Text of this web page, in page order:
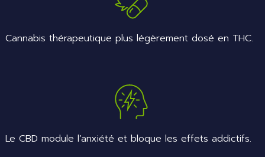
Cannabis thérapeutique plus légèrement dosé en THC.
Le CBD module l’anxiété et bloque les effets addictifs.